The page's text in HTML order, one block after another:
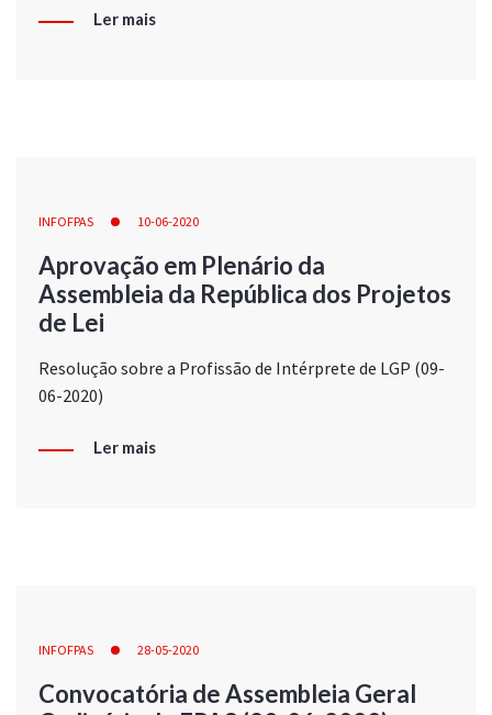
Ler mais
INFOFPAS 10-06-2020
Aprovação em Plenário da
Assembleia da República dos Projetos
de Lei
Resolução sobre a Profissão de Intérprete de LGP (09-
06-2020)
Ler mais
INFOFPAS 28-05-2020
Convocatória de Assembleia Geral